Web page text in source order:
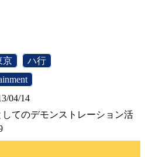
京 ハ行
04/14
てのデモンストレーション活